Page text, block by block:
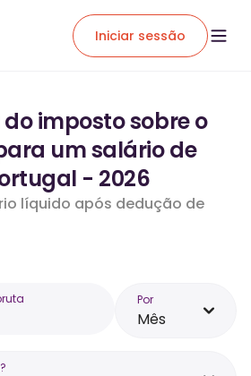
Iniciar sessão
imposto sobre o
um salário de
- 2026
líquido após dedução de
Por
Mês